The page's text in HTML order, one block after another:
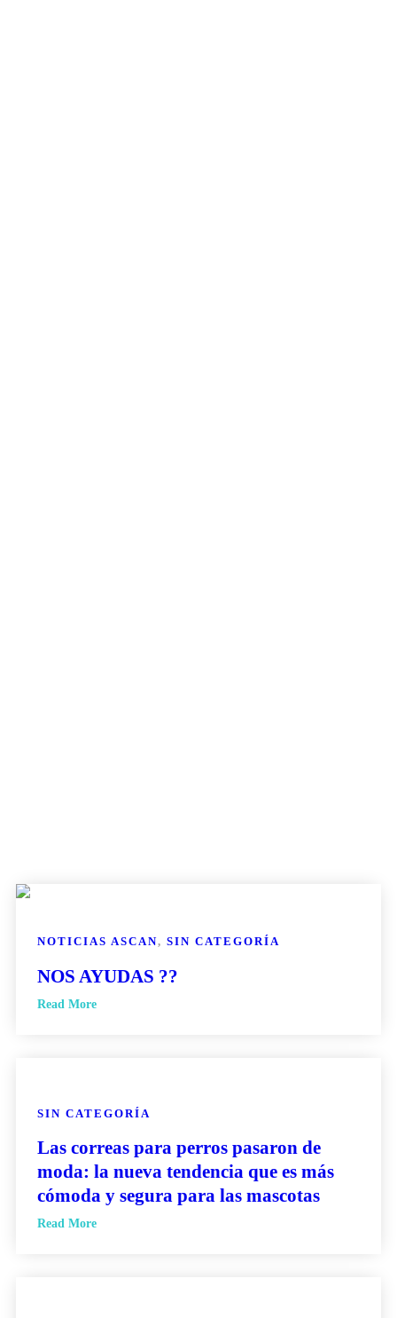
NOTICIAS ASCAN, SIN CATEGORÍA
NOS AYUDAS ??
Read More
SIN CATEGORÍA
Las correas para perros pasaron de
moda: la nueva tendencia que es más
cómoda y segura para las mascotas
Read More